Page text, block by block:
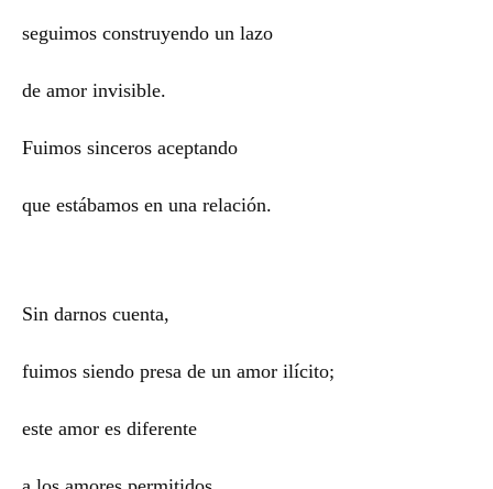
seguimos construyendo un lazo
de amor invisible.
Fuimos sinceros aceptando
que estábamos en una relación.
Sin darnos cuenta,
fuimos siendo presa de un amor ilícito;
este amor es diferente